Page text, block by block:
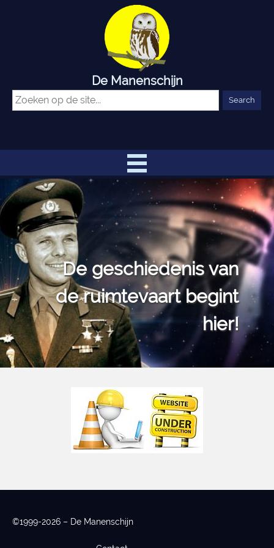
De Manenschijn
De geschiedenis van
de ruimtevaart begint
hier!
©1999-2026 – De Manenschijn